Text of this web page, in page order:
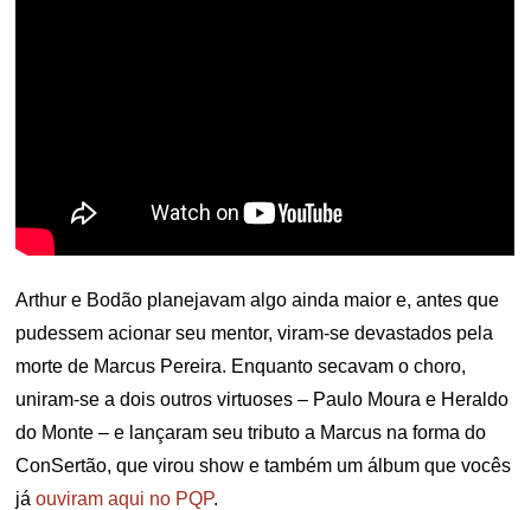
Arthur e Bodão planejavam algo ainda maior e, antes que
pudessem acionar seu mentor, viram-se devastados pela
morte de Marcus Pereira. Enquanto secavam o choro,
uniram-se a dois outros virtuoses – Paulo Moura e Heraldo
do Monte – e lançaram seu tributo a Marcus na forma do
ConSertão, que virou show e também um álbum que vocês
jáouviram aqui no PQP.